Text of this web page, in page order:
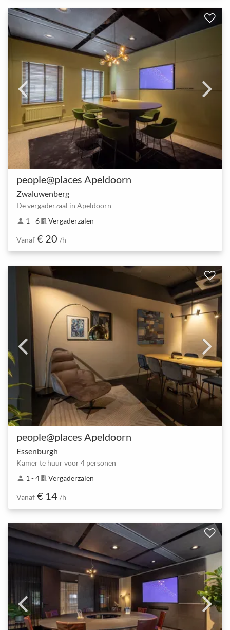
people@places Apeldoorn
Zwaluwenberg
De vergaderzaal in Apeldoorn
person 1 - 6meeting_room Vergaderzalen
Vanaf € 20 /h
people@places Apeldoorn
Essenburgh
Kamer te huur voor 4 personen
person 1 - 4meeting_room Vergaderzalen
Vanaf € 14 /h